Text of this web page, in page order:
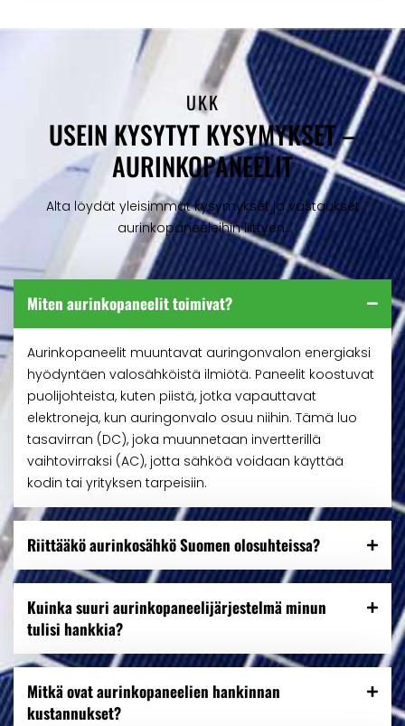
UKK
USEIN KYSYTYT KYSYMYKSET –
AURINKOPANEELIT
Alta löydät yleisimmät kysymykset ja vastaukset
aurinkopaneeleihin liittyen.
Miten aurinkopaneelit toimivat?
Aurinkopaneelit muuntavat auringonvalon energiaksi
hyödyntäen valosähköistä ilmiötä. Paneelit koostuvat
puolijohteista, kuten piistä, jotka vapauttavat
elektroneja, kun auringonvalo osuu niihin. Tämä luo
tasavirran (DC), joka muunnetaan invertterillä
vaihtovirraksi (AC), jotta sähköä voidaan käyttää
kodin tai yrityksen tarpeisiin.
Riittääkö aurinkosähkö Suomen olosuhteissa?
Kuinka suuri aurinkopaneelijärjestelmä minun
tulisi hankkia?
Mitkä ovat aurinkopaneelien hankinnan
kustannukset?